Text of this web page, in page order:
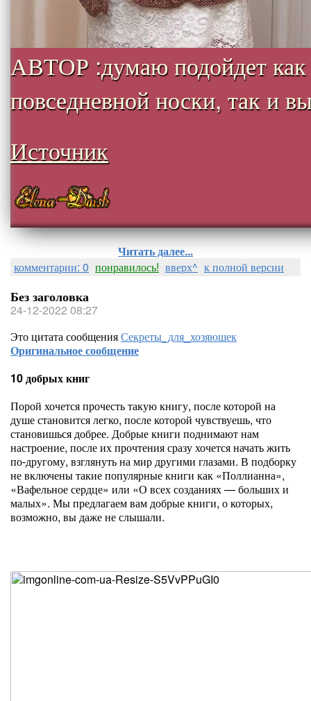
АВТОР :думаю подойдет как
повседневной носки, так и
Источник
Читать далее...
комментарии: 0 понравилось! вверх^ к полной версии
Без заголовка
24-12-2022 08:27
Это цитата сообщенияСекреты_для_хозяюшек
Оригинальное сообщение
10 добрых книг
Порой хочется прочесть такую книгу, после которой на
душе становится легко, после которой чувствуешь, что
становишься добрее. Добрые книги поднимают нам
настроение, после их прочтения сразу хочется начать жить
по-другому, взглянуть на мир другими глазами. В подборку
не включены такие популярные книги как «Поллианна»,
«Вафельное сердце» или «О всех созданиях — больших и
малых». Мы предлагаем вам добрые книги, о которых,
возможно, вы даже не слышали.